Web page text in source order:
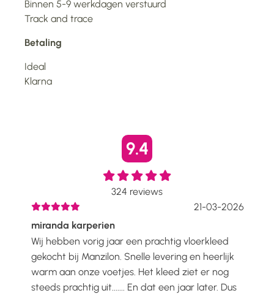
Binnen 5-9 werkdagen verstuurd
Track and trace
Betaling
Ideal
Klarna
9.4
324 reviews
21-03-2026
miranda karperien
Wij hebben vorig jaar een prachtig vloerkleed
gekocht bij Manzilon. Snelle levering en heerlijk
warm aan onze voetjes. Het kleed ziet er nog
steeds prachtig uit....... En dat een jaar later. Dus